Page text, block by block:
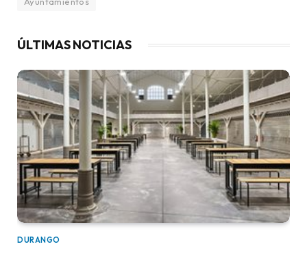
ÚLTIMAS NOTICIAS
DURANGO